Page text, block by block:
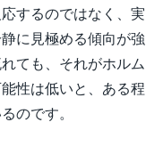
するのではなく、実
に見極める傾向が強
ても、それがホルム
性は低いと、ある程
のです。